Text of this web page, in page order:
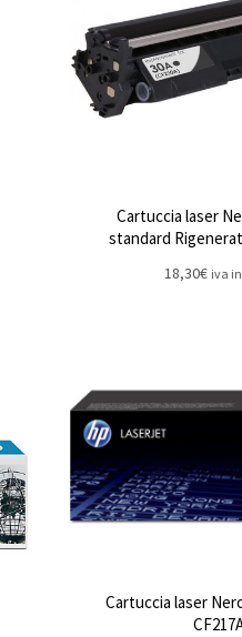
Cartuccia laser
standard
18,30€ iva
Cartuccia laser